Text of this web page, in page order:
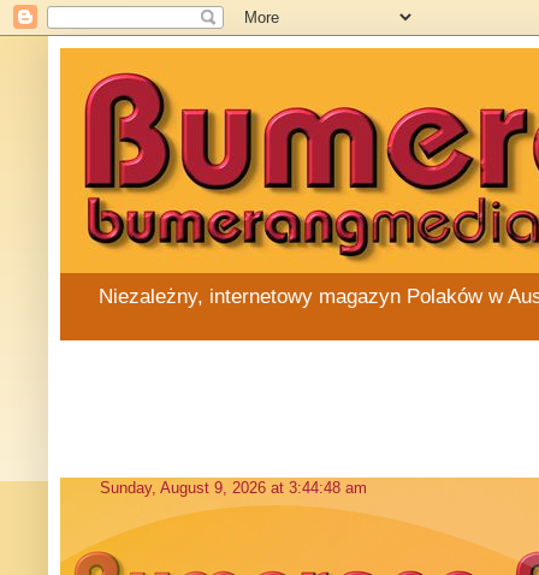
Niezależny, internetowy magazyn Polaków w